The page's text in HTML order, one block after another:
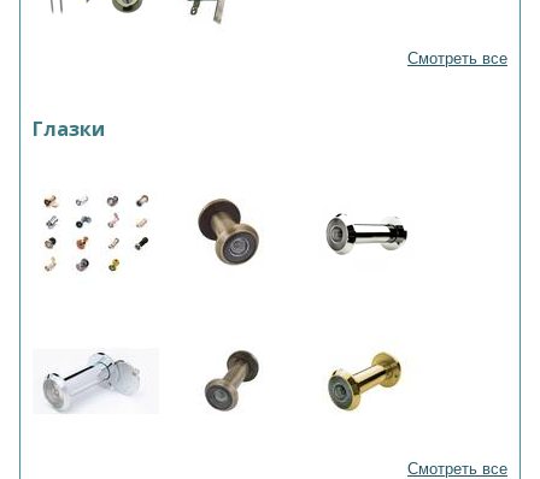
Смотреть все
Глазки
Смотреть все